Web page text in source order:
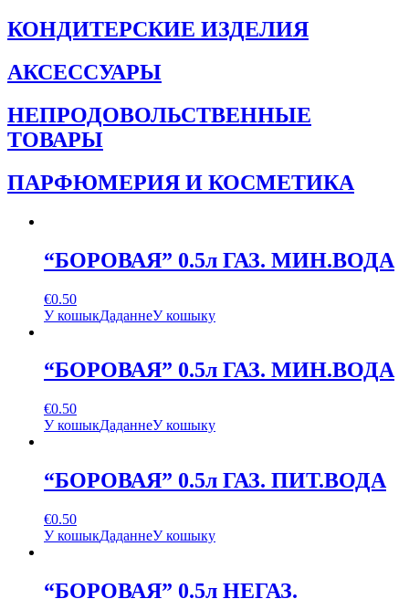
КОНДИТЕРСКИЕ ИЗДЕЛИЯ
АКСЕССУАРЫ
НЕПРОДОВОЛЬСТВЕННЫЕ
ТОВАРЫ
ПАРФЮМЕРИЯ И КОСМЕТИКА
“БОРОВАЯ” 0.5л ГАЗ. МИН.ВОДА
€0.50
У кошыкДаданнеУ кошыку
“БОРОВАЯ” 0.5л ГАЗ. МИН.ВОДА
€0.50
У кошыкДаданнеУ кошыку
“БОРОВАЯ” 0.5л ГАЗ. ПИТ.ВОДА
€0.50
У кошыкДаданнеУ кошыку
“БОРОВАЯ” 0.5л НЕГАЗ.